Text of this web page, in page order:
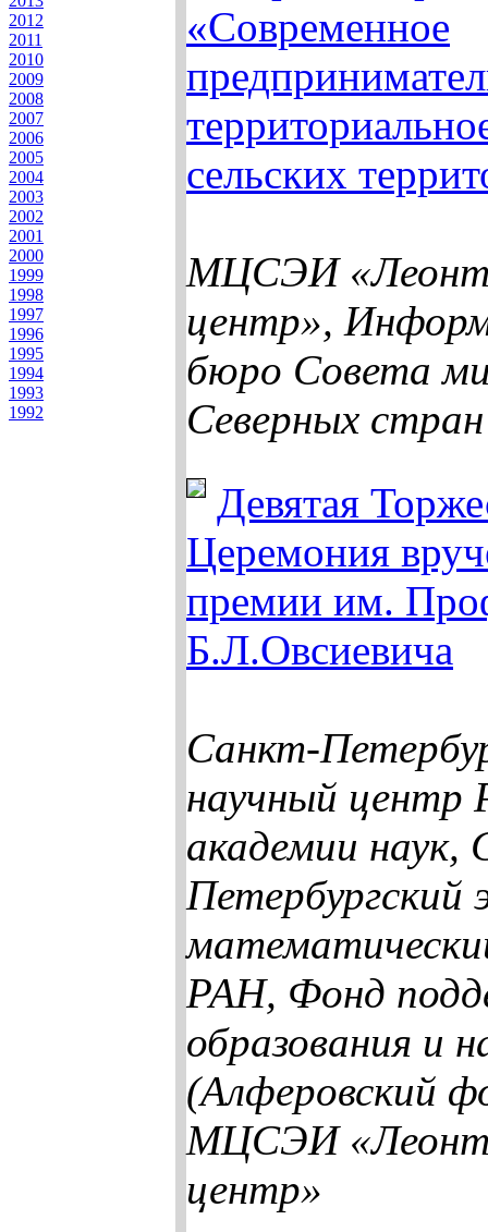
2012
2011
2010
2009
2008
2007
2006
2005
2004
2003
2002
2001
2000
1999
1998
1997
1996
1995
1994
1993
1992
«Современное
сельских
МЦСЭИ
центр»,
бюро Совета
Северных
Девятая
Церемония
премии им.
Б.Л.Овсиевича
Санкт-
научный центр
академии наук,
Петербургский
РАН, Фонд
образования и
(Алферовский
МЦСЭИ
центр»